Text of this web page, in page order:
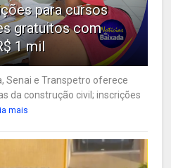
para cursos
gratuitos com
1 mil
Senai e Transpetro oferece
da construção civil; inscrições
mais